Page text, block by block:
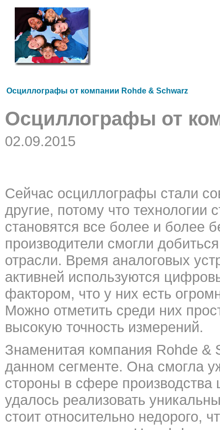
Осциллографы от компании Rohde & Schwarz
Осциллографы от
02.09.2015
Сейчас осциллографы стали
другие, потому что технологии
становятся все более и более
производители смогли
отрасли. Время аналоговых
активней используются
фактором, что у них есть
Можно отметить среди них
высокую точность измерений.
Знаменитая компания Rohde &
данном сегменте. Она смогла
стороны в сфере
удалось реализовать
стоит относительно недорого,